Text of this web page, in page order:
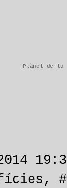
Plànol de la
,